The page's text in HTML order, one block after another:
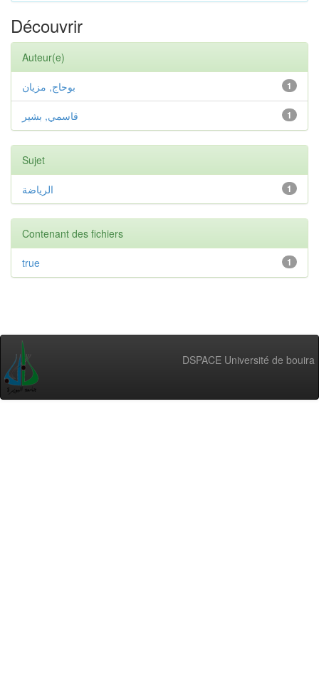
Découvrir
Auteur(e)
1 بوحاج, مزيان
1 قاسمي, بشير
Sujet
1 الرياضة
Contenant des fichiers
1
true
DSPACE Université de bouira